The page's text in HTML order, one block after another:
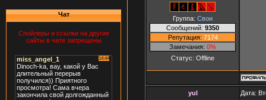
Чат
Спойлеры и ссылки на другие
сайты в чате запрещены
Группа: Свои
Сообщений: 9350
Репутация: 7174
Замечания: 0%
Статус: Offline
yul Дата: